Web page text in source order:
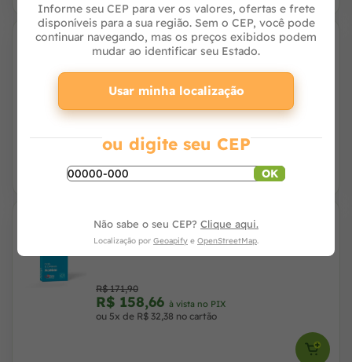
7% OFF
Emedron Antivômito para Cães e Gatos 10
R$ 56,99
R$ 51,84
ou R$ 52,90 no cartão
Antibiótico Ceftrat Agener para Cães - 12
Comprimidos
R$ 171,90
R$ 158,66 à vista no PIX
ou 5x de R$ 32,38 no cartão
Informe seu CEP para ver os valores, ofertas e frete
disponíveis para a sua região. Sem o CEP, você pode
continuar navegando, mas os preços exibidos podem
mudar ao identificar seu Estado.
Usar minha localização
ou digite seu CEP
OK
Não sabe o seu CEP? Clique aqui.
Localização por Geoapify e OpenStreetMap